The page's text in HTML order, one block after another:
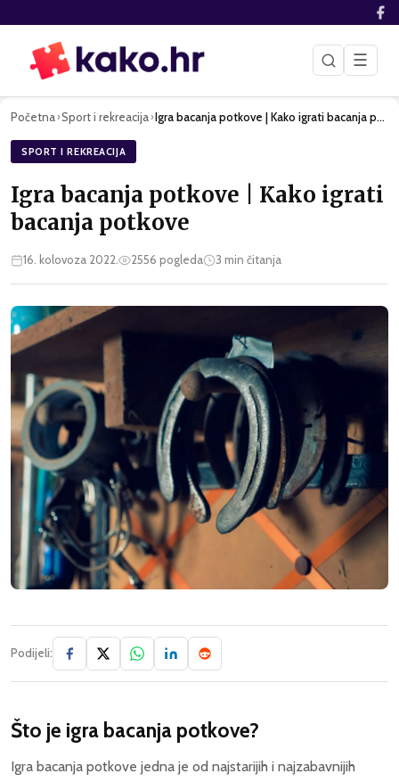
☰
Početna›Sport i rekreacija› Igra bacanja potkove | Kako igrati bacanja potkove
SPORT I REKREACIJA
Igra bacanja potkove | Kako igrati
bacanja potkove
16. kolovoza 2022. 2556 pogleda 3 min čitanja
Podijeli:
Što je igra bacanja potkove?
Igra bacanja potkove jedna je od najstarijih i najzabavnijih